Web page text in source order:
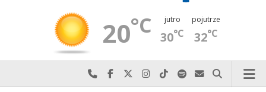
20°C jutro
30°C
pojutrze
32°C
Najlepiej po prostu do nas zadzwoń
Odwiedź nas na Facebook-u
Odwiedź nas na X
Odwiedź nas na Instagram-ie
Odwiedź nas na TikTok-u
Szukaj nas na Spotify
Wyślij do nas
Szukaj